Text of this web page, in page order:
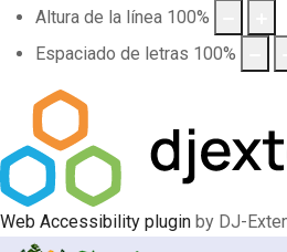
Altura de la línea 100%
Espaciado de letras 100%
Web Accessibility plugin by DJ-